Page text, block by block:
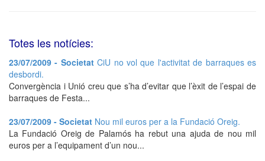
Totes les notícies:
23/07/2009 - SocietatCiU no vol que l'activitat de barraques es
desbordi.
Convergència i Unió creu que s’ha d’evitar que l’èxit de l’espai de
barraques de Festa...
23/07/2009 - Societat Nou mil euros per a la Fundació Oreig.
La Fundació Oreig de Palamós ha rebut una ajuda de nou mil
euros per a l’equipament d’un nou...